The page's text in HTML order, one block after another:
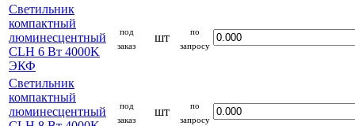
Светильник
компактный
люминесцентный
CLH 6 Вт 4000K
ЭКФ
под
заказ
шт
по
запросу
Светильник
компактный
люминесцентный
под
заказ
шт
по
запросу